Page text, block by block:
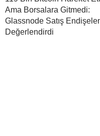
Ama Borsalara Gitmedi:
Glassnode Satış
Değerlendirdi